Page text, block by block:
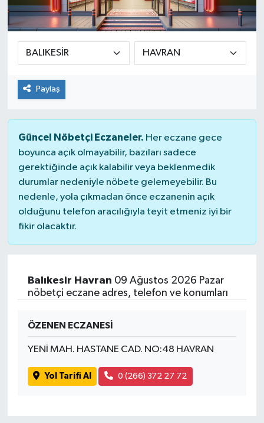
Paylaş
Güncel Nöbetçi Eczaneler. Her eczane gece
boyunca açık olmayabilir, bazıları sadece
gerektiğinde açık kalabilir veya beklenmedik
durumlar nedeniyle nöbete gelemeyebilir. Bu
nedenle, yola çıkmadan önce eczanenin açık
olduğunu telefon aracılığıyla teyit etmeniz iyi bir
fikir olacaktır.
Balıkesir Havran 09 Ağustos 2026 Pazar
nöbetçi eczane adres, telefon ve konumları
ÖZENEN ECZANESİ
YENİ MAH. HASTANE CAD. NO:48 HAVRAN
Yol Tarifi Al 0 (266) 372 27 72